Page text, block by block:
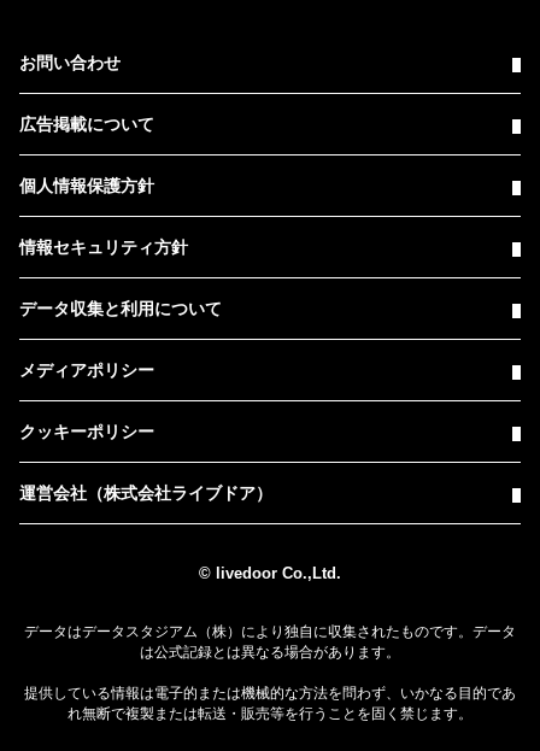
お問い合わせ
広告掲載について
個人情報保護方針
情報セキュリティ方針
データ収集と利用について
メディアポリシー
クッキーポリシー
運営会社（株式会社ライブドア）
© livedoor Co.,Ltd.
データはデータスタジアム（株）により独自に収集されたものです。データ
は公式記録とは異なる場合があります。
提供している情報は電子的または機械的な方法を問わず、いかなる目的であ
れ無断で複製または転送・販売等を行うことを固く禁じます。